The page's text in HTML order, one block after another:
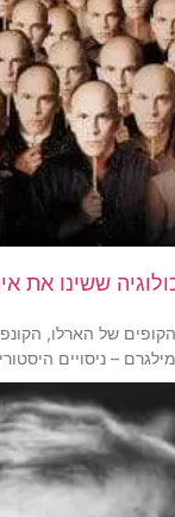
ששינו את
של הארלו,
– ניסויים